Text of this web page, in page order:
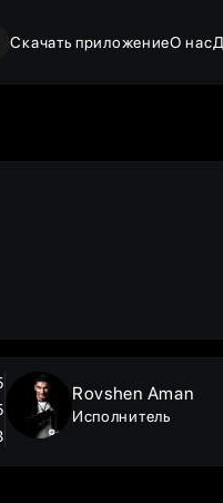
Скачать приложениеО нас
Rovshen Aman
Исполнитель